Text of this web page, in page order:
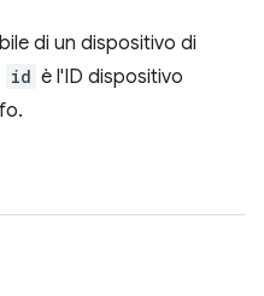
di un dispositivo di
id è l'ID dispositivo